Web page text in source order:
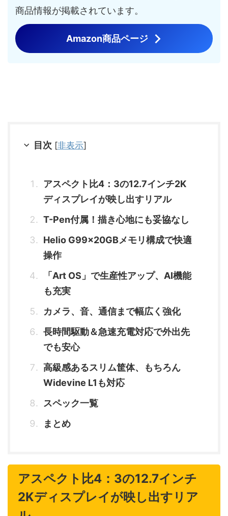
商品情報が掲載されています。
Amazon商品ページ
目次 [非表示]
アスペクト比4：3の12.7インチ2K
ディスプレイが映し出すリアル
T-Pen付属！描き心地にも妥協なし
Helio G99×20GBメモリ構成で快適
操作
「Art OS」で生産性アップ、AI機能
も充実
カメラ、音、通信まで幅広く強化
長時間駆動＆急速充電対応で外出先
でも安心
高級感あるスリム筐体、もちろん
Widevine L1も対応
スペック一覧
まとめ
アスペクト比4：3の12.7インチ
2Kディスプレイが映し出すリア